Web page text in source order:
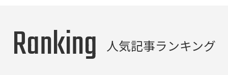
Ranking 人気記事ランキング